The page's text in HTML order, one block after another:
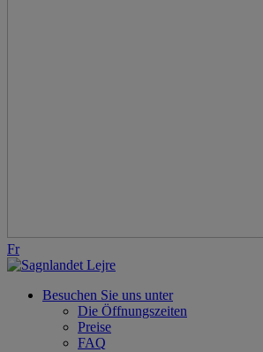
Fr
Besuchen Sie uns unter
Die Öffnungszeiten
Preise
FAQ